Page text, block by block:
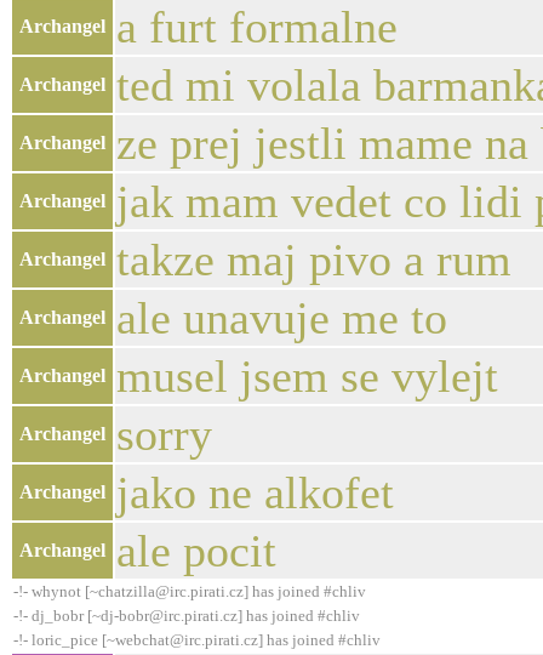
Archangel a furt formalne
Archangel ted mi volala
Archangel ze prej jestli mame
Archangel jak mam vedet co lidi
Archangel takze maj pivo a rum
Archangel ale unavuje me to
Archangel musel jsem se vylejt
Archangel sorry
Archangel jako ne alkofet
Archangel ale pocit
-!- whynot [~chatzilla@irc.pirati.cz] has joined #chliv
-!- dj_bobr [~dj-bobr@irc.pirati.cz] has joined #chliv
-!- loric_pice [~webchat@irc.pirati.cz] has joined #chliv